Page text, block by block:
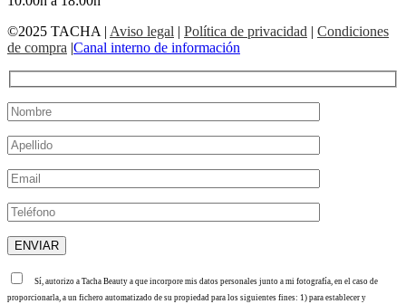
©2025 TACHA | Aviso legal | Política de privacidad | Condiciones
de compra |Canal interno de información
Sí, autorizo a Tacha Beauty a que incorpore mis datos personales junto a mi fotografía, en el caso de
proporcionarla, a un fichero automatizado de su propiedad para los siguientes fines: 1) para establecer y